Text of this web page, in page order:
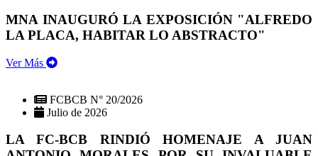
MNA INAUGURÓ LA EXPOSICIÓN "ALFREDO
LA PLACA, HABITAR LO ABSTRACTO"
Ver Más
FCBCB N° 20/2026
Julio de 2026
LA FC-BCB RINDIÓ HOMENAJE A JUAN